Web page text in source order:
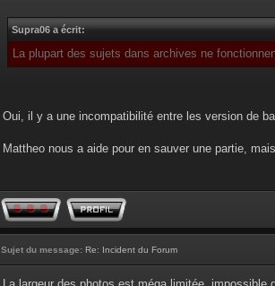
Supra06 a écrit:
La plupart des sujets dans archives ne
Oui, il y a une incompatibilité entre les version de
Mattheo nous a aide pour en sauver une partie,
Sujet du message: Re: Incident du Forum